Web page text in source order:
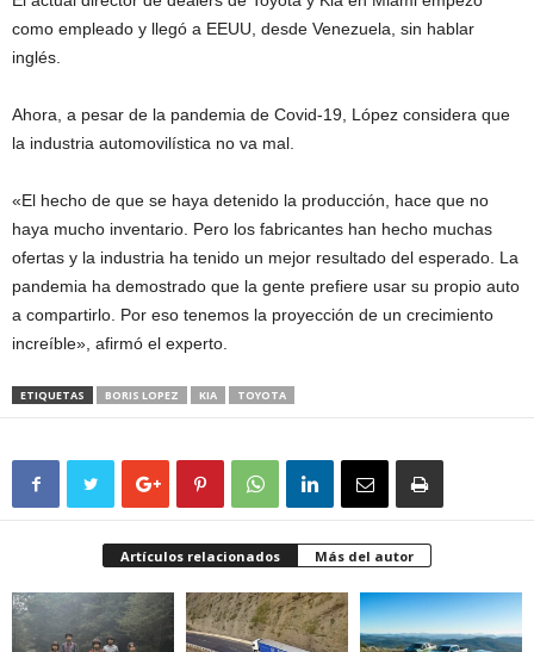
como empleado y llegó a EEUU, desde Venezuela, sin hablar
inglés.
Ahora, a pesar de la pandemia de Covid-19, López considera que
la industria automovilística no va mal.
«El hecho de que se haya detenido la producción, hace que no
haya mucho inventario. Pero los fabricantes han hecho muchas
ofertas y la industria ha tenido un mejor resultado del esperado. La
pandemia ha demostrado que la gente prefiere usar su propio auto
a compartirlo. Por eso tenemos la proyección de un crecimiento
increíble», afirmó el experto.
ETIQUETAS BORIS LOPEZ KIA TOYOTA
Artículos relacionados Más del autor